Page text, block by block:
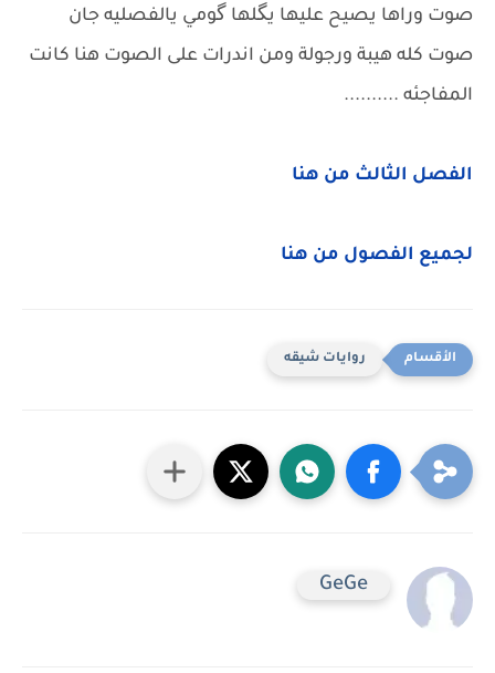
صوت وراها يصيح عليها يگلها گومي يالفصليه جان
صوت كله هيبة ورجولة ومن اندرات على الصوت هنا كانت
المفاجئه ..........
الفصل الثالث من هنا
لجميع الفصول من هنا
روايات شيقه
GeGe